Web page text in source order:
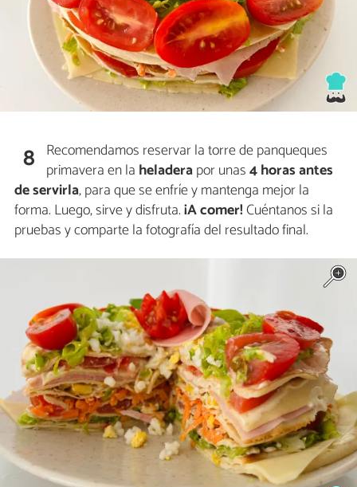
8 Recomendamos reservar la torre de panqueques
primavera en la heladerapor unas4 horas antes
de servirla, para que se enfríe y mantenga mejor la
forma. Luego, sirve y disfruta.¡A comer!Cuéntanos si la
pruebas y comparte la fotografía del resultado final.